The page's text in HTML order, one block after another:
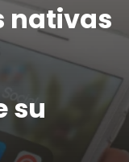
nativas
su